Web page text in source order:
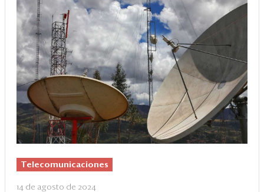
Telecomunicaciones
14 de agosto de 2024